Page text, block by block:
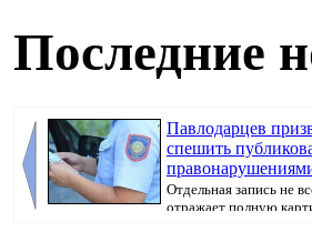
Последние
Павлодарцев
спешить
Отдельная запись не
отражает полную